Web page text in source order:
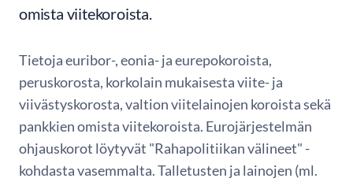
omista viitekoroista.
Tietoja euribor-, eonia- ja eurepokoroista,
peruskorosta, korkolain mukaisesta viite- ja
viivästyskorosta, valtion viitelainojen koroista sekä
pankkien omista viitekoroista. Eurojärjestelmän
ohjauskorot löytyvät "Rahapolitiikan välineet" -
kohdasta vasemmalta. Talletusten ja lainojen (ml.